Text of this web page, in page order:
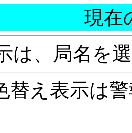
現在
は、局名を
替え表示は